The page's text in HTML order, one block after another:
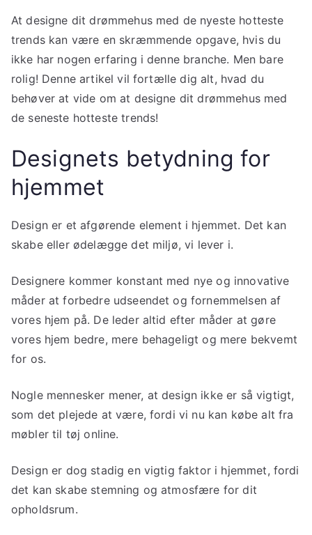
At designe dit drømmehus med de nyeste hotteste
trends kan være en skræmmende opgave, hvis du
ikke har nogen erfaring i denne branche. Men bare
rolig! Denne artikel vil fortælle dig alt, hvad du
behøver at vide om at designe dit drømmehus med
de seneste hotteste trends!
Designets betydning for
hjemmet
Design er et afgørende element i hjemmet. Det kan
skabe eller ødelægge det miljø, vi lever i.
Designere kommer konstant med nye og innovative
måder at forbedre udseendet og fornemmelsen af
vores hjem på. De leder altid efter måder at gøre
vores hjem bedre, mere behageligt og mere bekvemt
for os.
Nogle mennesker mener, at design ikke er så vigtigt,
som det plejede at være, fordi vi nu kan købe alt fra
møbler til tøj online.
Design er dog stadig en vigtig faktor i hjemmet, fordi
det kan skabe stemning og atmosfære for dit
opholdsrum.